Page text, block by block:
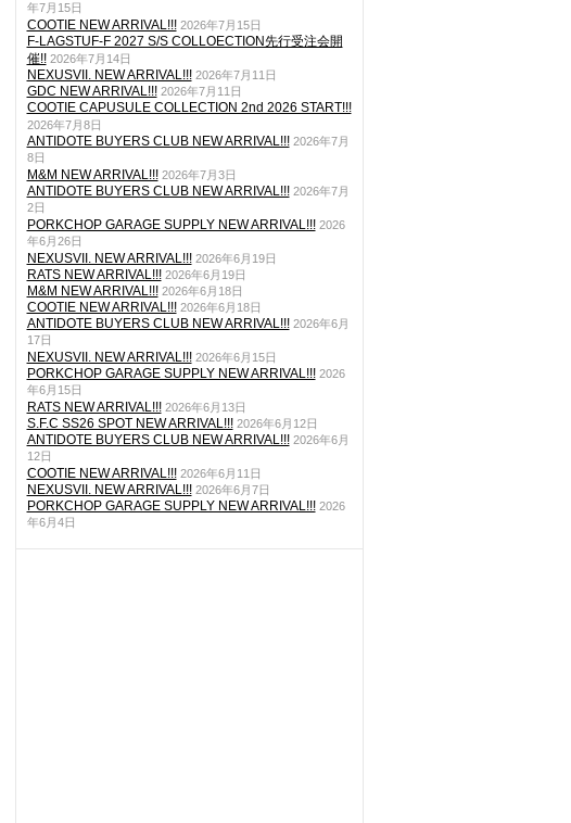
年7月15日
COOTIE NEW ARRIVAL!!! 2026年7月15日
F-LAGSTUF-F 2027 S/S COLLOECTION先行受注会開
催!! 2026年7月14日
NEXUSVII. NEW ARRIVAL!!! 2026年7月11日
GDC NEW ARRIVAL!!! 2026年7月11日
COOTIE CAPUSULE COLLECTION 2nd 2026 START!!!
2026年7月8日
ANTIDOTE BUYERS CLUB NEW ARRIVAL!!! 2026年7月
8日
M&M NEW ARRIVAL!!! 2026年7月3日
ANTIDOTE BUYERS CLUB NEW ARRIVAL!!! 2026年7月
2日
PORKCHOP GARAGE SUPPLY NEW ARRIVAL!!! 2026
年6月26日
NEXUSVII. NEW ARRIVAL!!! 2026年6月19日
RATS NEW ARRIVAL!!! 2026年6月19日
M&M NEW ARRIVAL!!! 2026年6月18日
COOTIE NEW ARRIVAL!!! 2026年6月18日
ANTIDOTE BUYERS CLUB NEW ARRIVAL!!! 2026年6月
17日
NEXUSVII. NEW ARRIVAL!!! 2026年6月15日
PORKCHOP GARAGE SUPPLY NEW ARRIVAL!!! 2026
年6月15日
RATS NEW ARRIVAL!!! 2026年6月13日
S.F.C SS26 SPOT NEW ARRIVAL!!! 2026年6月12日
ANTIDOTE BUYERS CLUB NEW ARRIVAL!!! 2026年6月
12日
COOTIE NEW ARRIVAL!!! 2026年6月11日
NEXUSVII. NEW ARRIVAL!!! 2026年6月7日
PORKCHOP GARAGE SUPPLY NEW ARRIVAL!!! 2026
年6月4日